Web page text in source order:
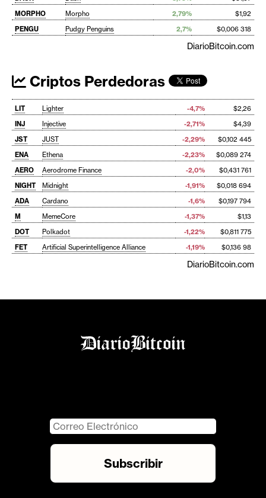
MORPHO
Morpho 2,79%
$1,92
PENGU
Pudgy Penguins 2,7% $0,006 318
DiarioBitcoin.com
Criptos Perdedoras
LIT Lighter -4,7%
$2,26
INJ
Injective -2,71%
$4,39
JST
JUST -2,29%
$0,102 445
ENA
Ethena -2,23%
$0,089 274
AERO
Aerodrome Finance -2,0%
$0,431 761
NIGHT
Midnight -1,91%
$0,018 694
ADA
Cardano -1,6%
$0,197 794
M
MemeCore -1,37%
$1,13
DOT
Polkadot -1,22%
$0,811 775
FET
Artificial Superintelligence Alliance -1,19% $0,136 98
DiarioBitcoin.com